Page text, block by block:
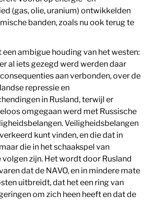
(gas, olie, uranium) ontwikkelden
banden, zoals nu ook terug te
ambigue houding van het westen:
al iets gezegd werd werden daar
aan verbonden, over de
repressie en
in Rusland, terwijl er
omgegaan werd met Russische
Veiligheidsbelangen
kunt vinden, en die dat in
die in het schaakspel van
zijn. Het wordt door Rusland
dat de NAVO, en in mindere mate
uitbreidt, dat het een ring van
om zich heen heeft en dat de